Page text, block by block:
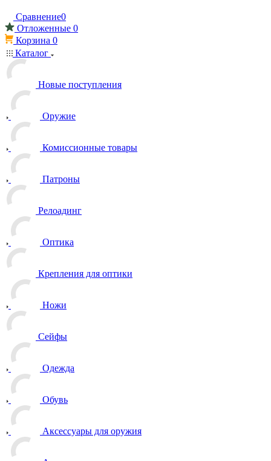
Сравнение0
Отложенные 0
Корзина 0
Каталог
Новые поступления
Оружие
Комиссионные товары
Патроны
Релоадинг
Оптика
Крепления для оптики
Ножи
Сейфы
Одежда
Обувь
Аксессуары для оружия